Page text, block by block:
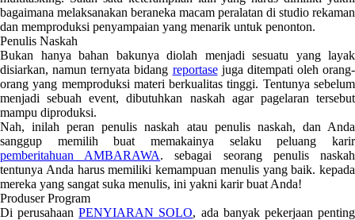
bagaimana melaksanakan beraneka macam peralatan di studio rekaman
dan memproduksi penyampaian yang menarik untuk penonton.
Penulis Naskah
Bukan hanya bahan bakunya diolah menjadi sesuatu yang layak
disiarkan, namun ternyata bidang reportasejuga ditempati oleh orang-
orang yang memproduksi materi berkualitas tinggi. Tentunya sebelum
menjadi sebuah event, dibutuhkan naskah agar pagelaran tersebut
mampu diproduksi.
Nah, inilah peran penulis naskah atau penulis naskah, dan Anda
sanggup memilih buat memakainya selaku peluang karir
pemberitahuan AMBARAWA. sebagai seorang penulis naskah
tentunya Anda harus memiliki kemampuan menulis yang baik. kepada
mereka yang sangat suka menulis, ini yakni karir buat Anda!
Produser Program
Di perusahaanPENYIARAN SOLO, ada banyak pekerjaan penting